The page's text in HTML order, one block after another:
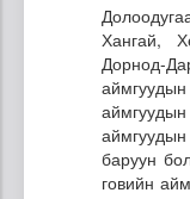
Хангай,
Дорнод-
аймгуудын
баруун
говийн